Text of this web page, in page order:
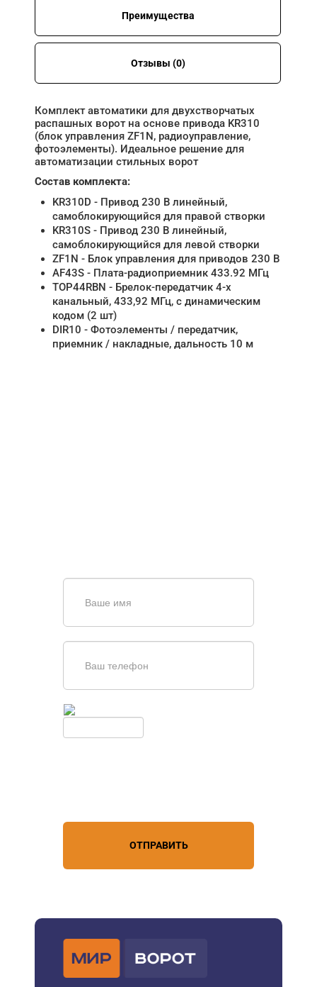
Преимущества
Отзывы (0)
Комплект автоматики для двухстворчатых
распашных ворот на основе привода KR310
(блок управления ZF1N, радиоуправление,
фотоэлементы). Идеальное решение для
автоматизации стильных ворот
Состав комплекта:
KR310D - Привод 230 В линейный,
самоблокирующийся для правой створки
KR310S - Привод 230 В линейный,
самоблокирующийся для левой створки
ZF1N - Блок управления для приводов 230 В
AF43S - Плата-радиоприемник 433.92 МГц
TOP44RBN - Брелок-передатчик 4-х
канальный, 433,92 МГц, с динамическим
кодом (2 шт)
DIR10 - Фотоэлементы / передатчик,
приемник / накладные, дальность 10 м
ОТПРАВИТЬ